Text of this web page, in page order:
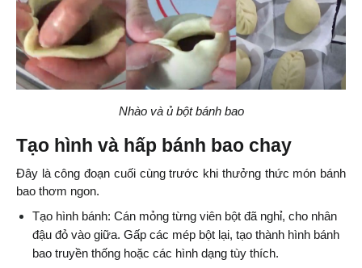
Nhào và ủ bột bánh bao
Tạo hình và hấp bánh bao chay
Đây là công đoạn cuối cùng trước khi thưởng thức món bánh
bao thơm ngon.
Tạo hình bánh: Cán mỏng từng viên bột đã nghỉ, cho nhân
đậu đỏ vào giữa. Gấp các mép bột lại, tạo thành hình bánh
bao truyền thống hoặc các hình dạng tùy thích.